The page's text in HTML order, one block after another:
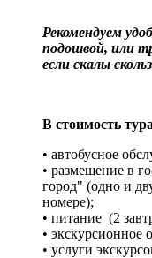
Рекомендуем
подошвой, или
если скалы
В стоимость
• автобусное
• размещение в
город" (одно и
номере);
• питание (2
•
• услуги